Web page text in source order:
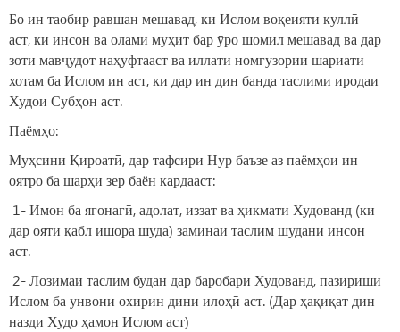
Бо ин таобир равшан мешавад, ки Ислом воқеияти куллӣ
аст, ки инсон ва олами муҳит бар ӯро шомил мешавад ва дар
зоти мавҷудот наҳуфтааст ва иллати номгузории шариати
хотам ба Ислом ин аст, ки дар ин дин банда таслими иродаи
Худои Субҳон аст.
Паёмҳо:
Муҳсини Қироатӣ, дар тафсири Нур баъзе аз паёмҳои ин
оятро ба шарҳи зер баён кардааст:
1- Имон ба ягонагӣ, адолат, иззат ва ҳикмати Худованд (ки
дар ояти қабл ишора шуда) заминаи таслим шудани инсон
аст.
2- Лозимаи таслим будан дар баробари Худованд, пазириши
Ислом ба унвони охирин дини илоҳӣ аст. (Дар ҳақиқат дин
назди Худо ҳамон Ислом аст)